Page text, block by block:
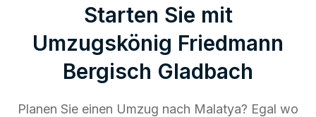
Starten Sie mit
Umzugskönig Friedmann
Bergisch Gladbach
Planen Sie einen Umzug nach Malatya? Egal wo